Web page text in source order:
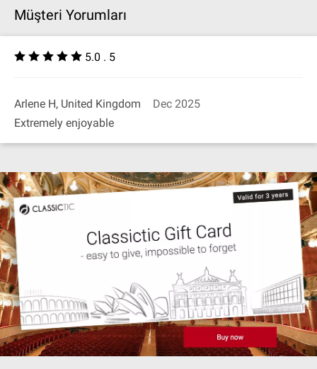
Müşteri Yorumları
5.0 . 5
Arlene H, United Kingdom
Dec 2025
Extremely enjoyable